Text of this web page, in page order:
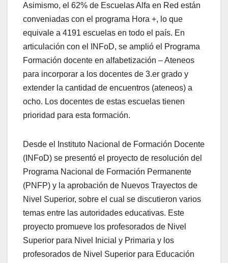
Asimismo, el 62% de Escuelas Alfa en Red están
conveniadas con el programa Hora +, lo que
equivale a 4191 escuelas en todo el país. En
articulación con el INFoD, se amplió el Programa
Formación docente en alfabetización – Ateneos
para incorporar a los docentes de 3.er grado y
extender la cantidad de encuentros (ateneos) a
ocho. Los docentes de estas escuelas tienen
prioridad para esta formación.
Desde el Instituto Nacional de Formación Docente
(INFoD) se presentó el proyecto de resolución del
Programa Nacional de Formación Permanente
(PNFP) y la aprobación de Nuevos Trayectos de
Nivel Superior, sobre el cual se discutieron varios
temas entre las autoridades educativas. Este
proyecto promueve los profesorados de Nivel
Superior para Nivel Inicial y Primaria y los
profesorados de Nivel Superior para Educación